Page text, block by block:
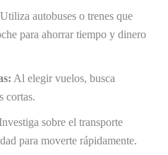
Utiliza autobuses o trenes que
para ahorrar tiempo y dinero
Al elegir vuelos, busca
cortas.
sobre el transporte
para moverte rápidamente.